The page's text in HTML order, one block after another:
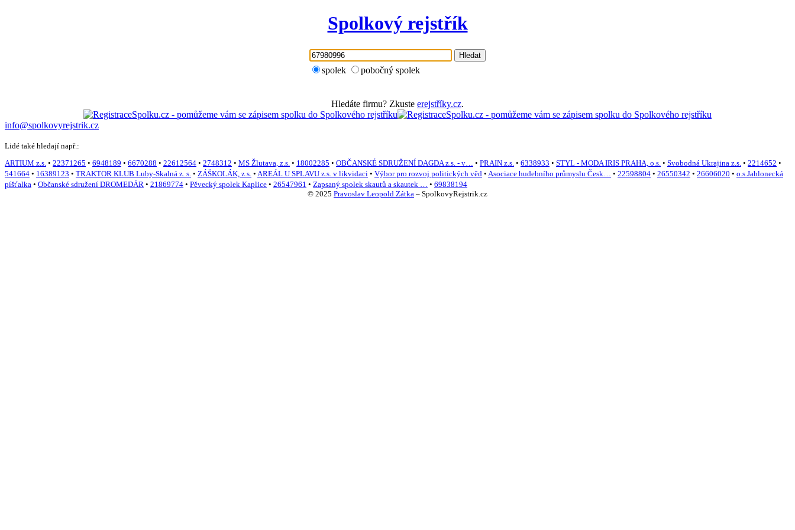
Spolkový rejstřík
Hledat
spolek pobočný spolek
Hledáte firmu? Zkuste erejstříky.cz.
info@spolkovyrejstrik.cz
Lidé také hledají např.:
ARTIUM z.s. • 22371265 • 6948189 • 6670288 • 22612564 • 2748312 • MS Žlutava, z.s. • 18002285 • OBČANSKÉ SDRUŽENÍ DAGDA z.s. - v… • PRAIN z.s. • 6338933 • STYL - MODA IRIS PRAHA, o.s. • Svobodná Ukrajina z.s. • 2214652 •
541664 • 16389123 • TRAKTOR KLUB Luby-Skalná z. s. • ZÁŠKOLÁK, z.s. • AREÁL U SPLAVU z.s. v likvidaci • Výbor pro rozvoj politických věd • Asociace hudebního průmyslu Česk… • 22598804 • 26550342 • 26606020 • o.s.Jablonecká
píšťalka • Občanské sdružení DROMEDÁR • 21869774 • Pěvecký spolek Kaplice • 26547961 • Zapsaný spolek skautů a skautek … • 69838194
© 2025 Pravoslav Leopold Zátka – SpolkovyRejstrik.cz